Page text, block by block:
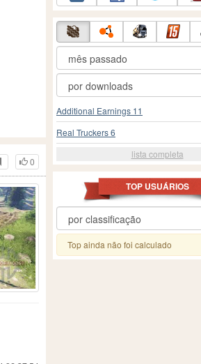
0
Additional Earnings 11
Real Truckers 6
lista completa
TOP USUÁRIOS
Top ainda não foi calculado